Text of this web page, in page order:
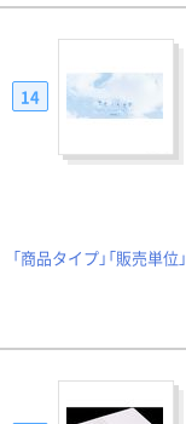
14
「商品タイプ」「販売単位」